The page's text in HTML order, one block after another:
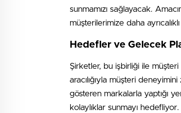
sunmamızı sağlayacak.
müşterilerimize daha
Hedefler ve Gelecek
Şirketler, bu işbirliği ile
aracılığıyla müşteri
gösteren markalarla yaptığı
kolaylıklar sunmayı hedefliyor.